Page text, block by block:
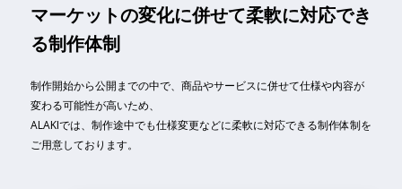
マーケットの変化に併せて柔軟に対応でき
る制作体制
制作開始から公開までの中で、商品やサービスに併せて仕様や内容が
変わる可能性が高いため、
ALAKIでは、制作途中でも仕様変更などに柔軟に対応できる制作体制を
ご用意しております。